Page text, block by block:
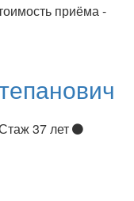
приёма -
37 лет